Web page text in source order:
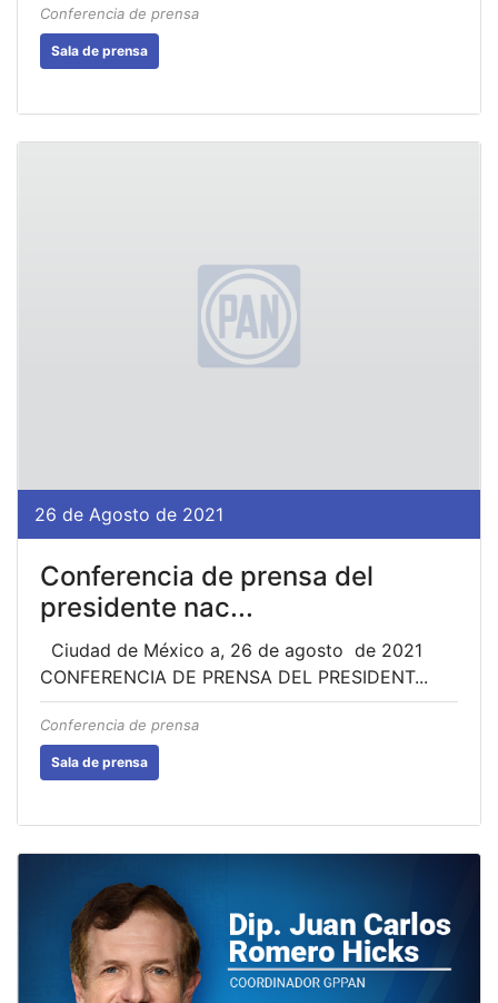
Conferencia de prensa
Sala de prensa
26 de Agosto de 2021
Conferencia de prensa del
presidente nac...
Ciudad de México a, 26 de agosto de 2021
CONFERENCIA DE PRENSA DEL PRESIDENT...
Conferencia de prensa
Sala de prensa